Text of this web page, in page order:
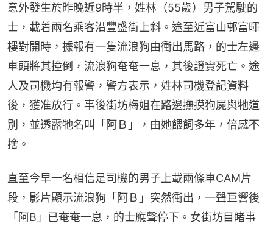
意外發生於昨晚近9時半，姓林（55歲）男子駕駛的
士，載着兩名乘客沿豐盛街上斜。途至近富山邨富暉
樓對開時，據報有一隻流浪狗由衝出馬路，的士左邊
車頭將其撞倒，流浪狗奄奄一息，其後證實死亡。途
人及司機均有報警，警方表示，姓林司機登記資料
後，獲准放行。事後街坊梅姐在路邊撫摸狗屍與牠道
別，並透露牠名叫「阿Ｂ」，由她餵飼多年，倍感不
捨。
直至今早一名相信是司機的男子上載兩條車CAM片
段，影片顯示流浪狗「阿Ｂ」突然衝出，一聲巨響後
「阿B」已奄奄一息，的士應聲停下。女街坊目睹事